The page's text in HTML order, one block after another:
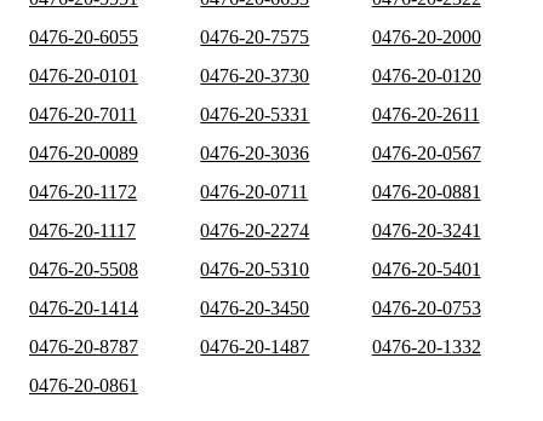
0476-20-6055
0476-20-7575
0476-20-2000
0476-20-0101
0476-20-3730
0476-20-0120
0476-20-7011
0476-20-5331
0476-20-2611
0476-20-0089
0476-20-3036
0476-20-0567
0476-20-1172
0476-20-0711
0476-20-0881
0476-20-1117
0476-20-2274
0476-20-3241
0476-20-5508
0476-20-5310
0476-20-5401
0476-20-1414
0476-20-3450
0476-20-0753
0476-20-8787
0476-20-1487
0476-20-1332
0476-20-0861